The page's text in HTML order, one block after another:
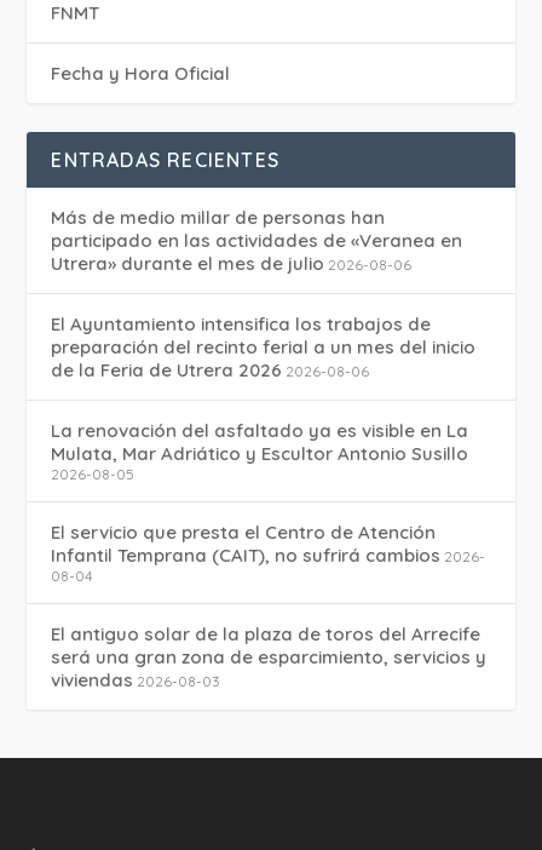
FNMT
Fecha y Hora Oficial
ENTRADAS RECIENTES
Más de medio millar de personas han
participado en las actividades de «Veranea en
Utrera» durante el mes de julio 2026-08-06
El Ayuntamiento intensifica los trabajos de
preparación del recinto ferial a un mes del inicio
de la Feria de Utrera 2026 2026-08-06
La renovación del asfaltado ya es visible en La
Mulata, Mar Adriático y Escultor Antonio Susillo
2026-08-05
El servicio que presta el Centro de Atención
Infantil Temprana (CAIT), no sufrirá cambios 2026-
08-04
El antiguo solar de la plaza de toros del Arrecife
será una gran zona de esparcimiento, servicios y
viviendas 2026-08-03